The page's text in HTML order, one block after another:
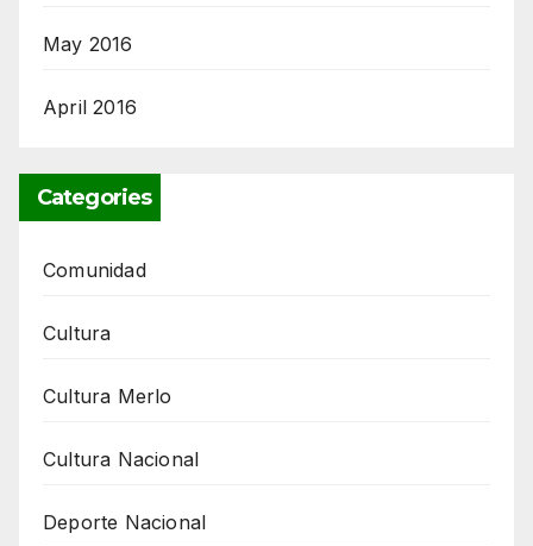
May 2016
April 2016
Categories
Comunidad
Cultura
Cultura Merlo
Cultura Nacional
Deporte Nacional